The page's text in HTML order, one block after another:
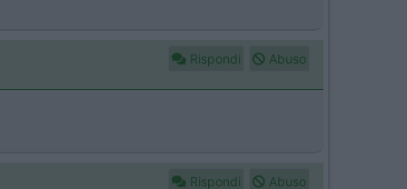
Rispondi Abuso
Rispondi Abuso